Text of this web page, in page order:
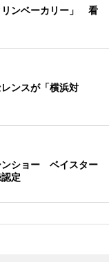
リンベーカリー」 看
ンスが「横浜対
ンショー ベイスター
定